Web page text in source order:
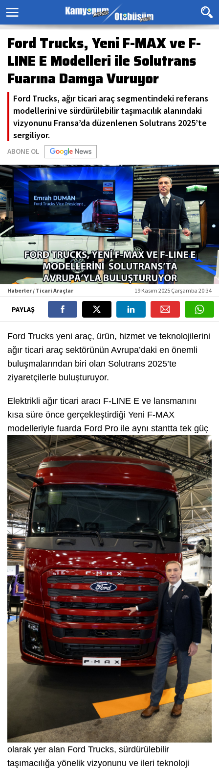
Ford Trucks, Yeni F-MAX ve F-
LINE E Modelleri ile Solutrans
Fuarına Damga Vuruyor
Ford Trucks, ağır ticari araç segmentindeki referans
modellerini ve sürdürülebilir taşımacılık alanındaki
vizyonunu Fransa’da düzenlenen Solutrans 2025’te
sergiliyor.
ABONE OL
Haberler / Ticari Araçlar 19 Kasım 2025 Çarşamba 20:34
PAYLAŞ
Ford Trucks yeni araç, ürün, hizmet ve teknolojilerini
ağır ticari araç sektörünün Avrupa’daki en önemli
buluşmalarından biri olan Solutrans 2025’te
ziyaretçilerle buluşturuyor.
Elektrikli ağır ticari aracı F-LINE E ve lansmanını
kısa süre önce gerçekleştirdiği Yeni F-MAX
modelleriyle fuarda Ford Pro ile aynı stantta tek güç
olarak yer alan Ford Trucks, sürdürülebilir
taşımacılığa yönelik vizyonunu ve ileri teknoloji